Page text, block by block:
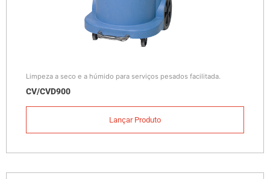
Limpeza a seco e a húmido para serviços pesados facilitada.
CV/CVD900
Lançar Produto